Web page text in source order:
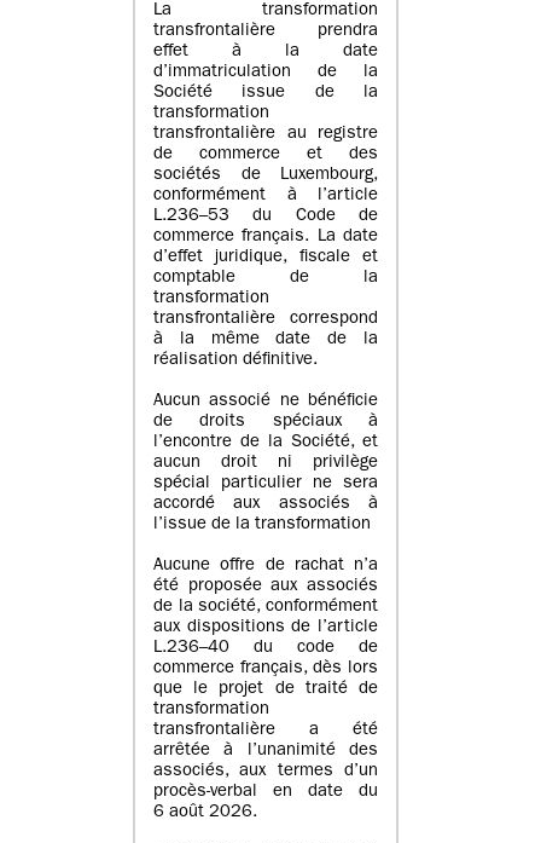
La transformation
transfrontalière prendra
effet à la date
d’immatriculation de la
Société issue de la
transformation
transfrontalière au registre
de commerce et des
sociétés de Luxembourg,
conformément à l’article
L.236–53 du Code de
commerce français. La date
d’effet juridique, fiscale et
comptable de la
transformation
transfrontalière correspond
à la même date de la
réalisation définitive.
Aucun associé ne bénéficie
de droits spéciaux à
l’encontre de la Société, et
aucun droit ni privilège
spécial particulier ne sera
accordé aux associés à
l’issue de la transformation
Aucune offre de rachat n’a
été proposée aux associés
de la société, conformément
aux dispositions de l’article
L.236–40 du code de
commerce français, dès lors
que le projet de traité de
transformation
transfrontalière a été
arrêtée à l’unanimité des
associés, aux termes d’un
procès-verbal en date du
6 août 2026.